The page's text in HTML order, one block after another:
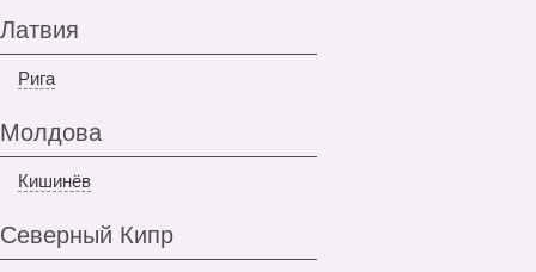
Латвия
Рига
Молдова
Кишинёв
Северный Кипр